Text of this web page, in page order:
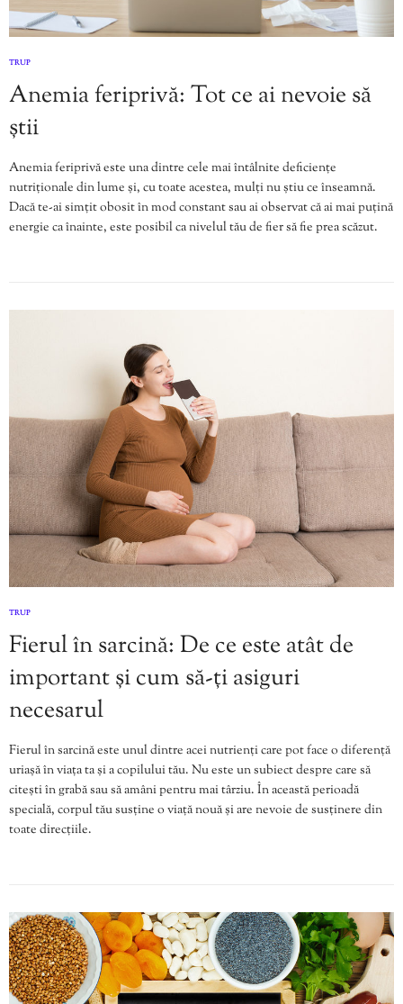
TRUP
Anemia feriprivă: Tot ce ai nevoie să
știi
Anemia feriprivă este una dintre cele mai întâlnite deficiențe
nutriționale din lume și, cu toate acestea, mulți nu știu ce înseamnă.
Dacă te-ai simțit obosit în mod constant sau ai observat că ai mai puțină
energie ca înainte, este posibil ca nivelul tău de fier să fie prea scăzut.
TRUP
Fierul în sarcină: De ce este atât de
important și cum să-ți asiguri
necesarul
Fierul în sarcină este unul dintre acei nutrienți care pot face o diferență
uriașă în viața ta și a copilului tău. Nu este un subiect despre care să
citești în grabă sau să amâni pentru mai târziu. În această perioadă
specială, corpul tău susține o viață nouă și are nevoie de susținere din
toate direcțiile.